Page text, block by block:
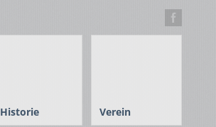
Historie Verein